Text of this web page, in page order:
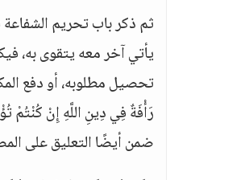
ثم ذكر باب تحريم
يأتي آخر معه يتقوى به،
تحصيل مطلوبه، أو دفع
رَأْفَةٌ فِي دِينِ اللَّهِ إِنْ كُنْتُمْ
ضمن أيضًا التعليق على